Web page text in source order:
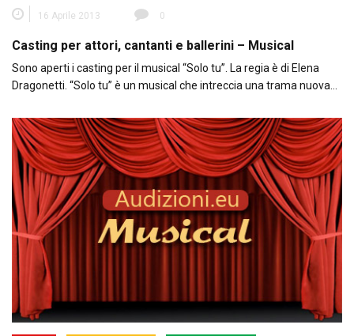
16 Aprile 2013 0
Casting per attori, cantanti e ballerini – Musical
Sono aperti i casting per il musical “Solo tu”. La regia è di Elena
Dragonetti. “Solo tu” è un musical che intreccia una trama nuova…